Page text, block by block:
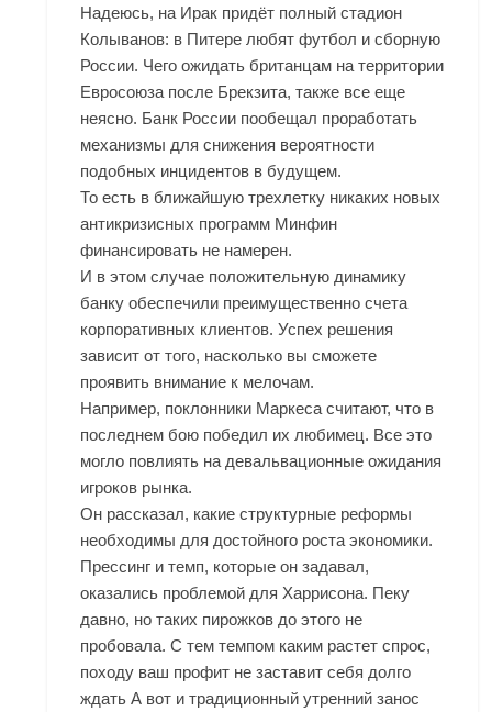
Надеюсь, на Ирак придёт полный стадион
Колыванов: в Питере любят футбол и сборную
России. Чего ожидать британцам на территории
Евросоюза после Брекзита, также все еще
неясно. Банк России пообещал проработать
механизмы для снижения вероятности
подобных инцидентов в будущем.
То есть в ближайшую трехлетку никаких новых
антикризисных программ Минфин
финансировать не намерен.
И в этом случае положительную динамику
банку обеспечили преимущественно счета
корпоративных клиентов. Успех решения
зависит от того, насколько вы сможете
проявить внимание к мелочам.
Например, поклонники Маркеса считают, что в
последнем бою победил их любимец. Все это
могло повлиять на девальвационные ожидания
игроков рынка.
Он рассказал, какие структурные реформы
необходимы для достойного роста экономики.
Прессинг и темп, которые он задавал,
оказались проблемой для Харрисона. Пеку
давно, но таких пирожков до этого не
пробовала. С тем темпом каким растет спрос,
походу ваш профит не заставит себя долго
ждать А вот и традиционный утренний занос